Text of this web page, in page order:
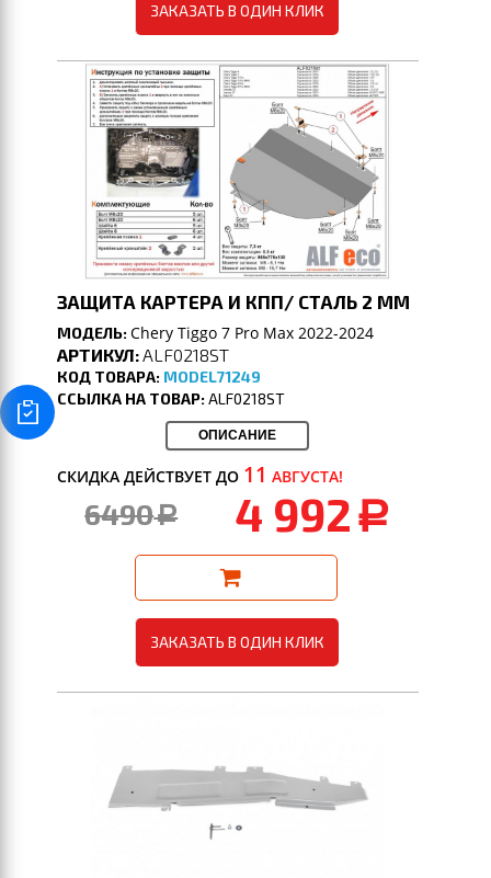
ЗАКАЗАТЬ В ОДИН КЛИК
ЗАЩИТА КАРТЕРА И КПП/ СТАЛЬ 2 ММ
МОДЕЛЬ:Chery Tiggo 7 Pro Max 2022-2024
АРТИКУЛ:ALF0218ST
КОД ТОВАРА: MODEL71249
ССЫЛКА НА ТОВАР:ALF0218ST
ОПИСАНИЕ
СКИДКА ДЕЙСТВУЕТ ДО 11 АВГУСТА!
6490a 4 992 a
ЗАКАЗАТЬ В ОДИН КЛИК